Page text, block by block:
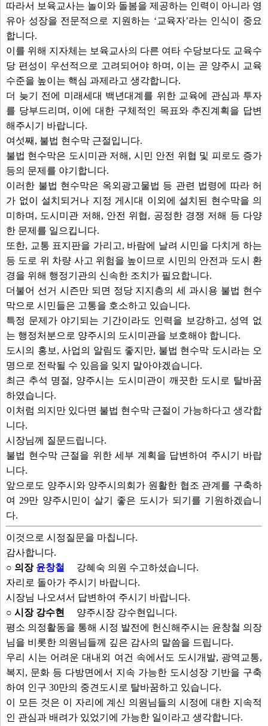
따라서 보육교사는 놀이와 돌봄을 제공하는 인력이 아니라 영
유아 성장을 전문적으로 지원하는 ‘교육자’라는 인식이 중요
합니다.
이를 위해 지자체는 보육교사의 다른 여타 수당보다도 교육수
당 편성이 우선적으로 고려되어야 하며, 이는 곧 양주시 교육
수준을 높이는 핵심 과제라고 생각합니다.
더 늦기 전에 미래세대 백년대계를 위한 교육에 관심과 투자
를 당부드리며, 이에 대한 구체적인 목표와 추진계획을 답변
해주시기 바랍니다.
여섯째, 불법 현수막 근절입니다.
불법 현수막은 도시미관 저해, 시민 안전 위협 및 피로도 증가
등의 문제를 야기합니다.
이러한 불법 현수막은 옥외광고물법 등 관련 법령에 따라 허
가 없이 설치되거나 지정 게시대 이외에 설치된 현수막을 의
미하며, 도시미관 저해, 안전 위협, 공정한 경쟁 저해 등 다양
한 문제를 일으킵니다.
또한, 교통 표지판을 가리고, 바람에 날려 시민을 다치게 하는
등 도로 위 차량 사고 위험을 높이므로 시민의 안전과 도시 환
경을 위해 행정기관의 신속한 조치가 필요합니다.
더불어 선거 시즌만 되면 정당 지지층의 세 과시용 불법 현수
막으로 시민들은 고통을 호소하고 있습니다.
특정 문제가 야기되는 기간이라도 인력을 보강하고, 성역 없
는 행정처분으로 양주시의 도시미관을 보호해야 합니다.
도시의 홍보, 사업의 알림도 좋지만, 불법 현수막 도시라는 오
명으로 전락될 수 있음을 잊지 말아야겠습니다.
최근 추석 명절, 양주시는 도시미관이 깨끗한 도시로 탈바꿈
하였습니다.
이처럼 의지만 있다면 불법 현수막 근절이 가능하다고 생각합
니다.
시장님께 질문드립니다.
불법 현수막 근절을 위한 세부 계획을 답변하여 주시기 바랍
니다.
앞으로도 양주시와 양주시의회가 원활한 협조 관계를 구축하
여 29만 양주시민이 살기 좋은 도시가 되기를 기원하겠습니
다.
이것으로 시정질문을 마칩니다.
감사합니다.
○ 의장 윤창철
강혜숙 의원 수고하셨습니다.
자리로 돌아가 주시기 바랍니다.
시장님 나오셔서 답변하여 주시기 바랍니다.
○ 시장 강수현
양주시장 강수현입니다.
평소 의정활동을 통해 시정 발전에 헌신해주시는 윤창철 의장
님을 비롯한 의원님들께 깊은 감사의 말씀을 드립니다.
우리 시는 어려운 대내외 여건 속에서도 도시개발, 광역교통,
복지, 문화 등 다방면에서 지속 가능한 도시성장 기반을 구축
하여 인구 30만의 중견도시로 탈바꿈하고 있습니다.
이 모든 것은 이 자리에 계신 의원님들의 시정에 대한 지속적
인 관심과 배려가 있었기에 가능한 일이라고 생각합니다.